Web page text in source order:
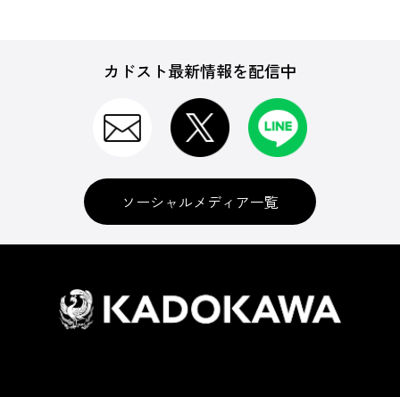
カドスト最新情報を配信中
ソーシャルメディア一覧